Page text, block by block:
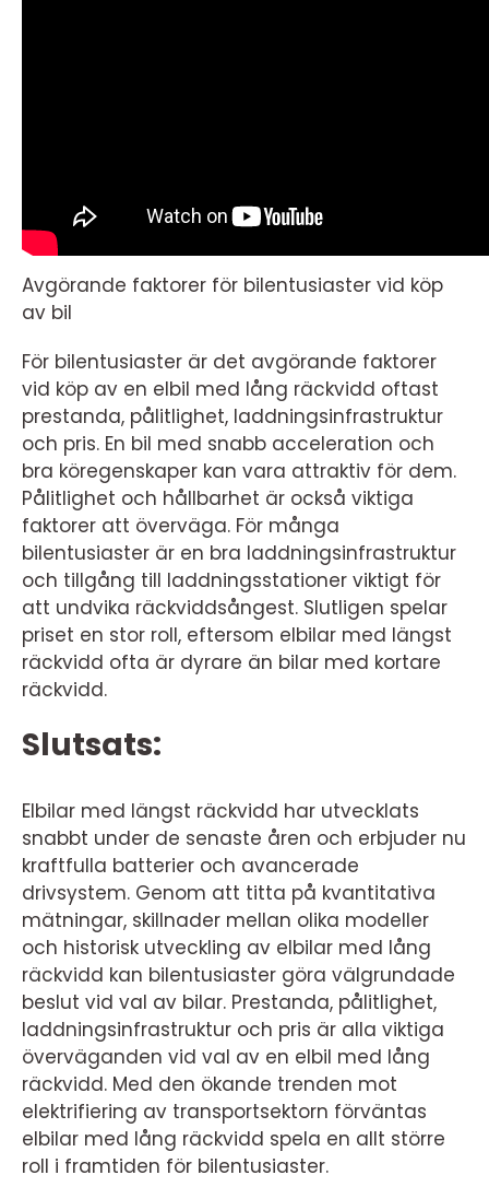
Avgörande faktorer för bilentusiaster vid köp
av bil
För bilentusiaster är det avgörande faktorer
vid köp av en elbil med lång räckvidd oftast
prestanda, pålitlighet, laddningsinfrastruktur
och pris. En bil med snabb acceleration och
bra köregenskaper kan vara attraktiv för dem.
Pålitlighet och hållbarhet är också viktiga
faktorer att överväga. För många
bilentusiaster är en bra laddningsinfrastruktur
och tillgång till laddningsstationer viktigt för
att undvika räckviddsångest. Slutligen spelar
priset en stor roll, eftersom elbilar med längst
räckvidd ofta är dyrare än bilar med kortare
räckvidd.
Slutsats:
Elbilar med längst räckvidd har utvecklats
snabbt under de senaste åren och erbjuder nu
kraftfulla batterier och avancerade
drivsystem. Genom att titta på kvantitativa
mätningar, skillnader mellan olika modeller
och historisk utveckling av elbilar med lång
räckvidd kan bilentusiaster göra välgrundade
beslut vid val av bilar. Prestanda, pålitlighet,
laddningsinfrastruktur och pris är alla viktiga
överväganden vid val av en elbil med lång
räckvidd. Med den ökande trenden mot
elektrifiering av transportsektorn förväntas
elbilar med lång räckvidd spela en allt större
roll i framtiden för bilentusiaster.